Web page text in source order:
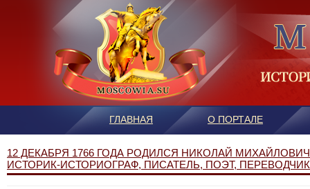
ГЛАВНАЯ О ПОРТАЛЕ
12 ДЕКАБРЯ 1766 ГОДА РОДИЛСЯ НИКОЛАЙ
ИСТОРИК-ИСТОРИОГРАФ, ПИСАТЕЛЬ, ПОЭТ,